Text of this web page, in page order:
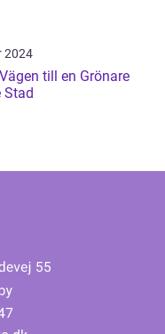
2024
till en Grönare
Stad